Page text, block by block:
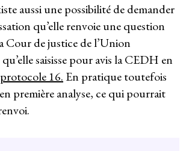
aussi une possibilité de demander
qu’elle renvoie une question
Cour de justice de l’Union
saisisse pour avis la CEDH en
protocole 16. En pratique toutefois
première analyse, ce qui pourrait